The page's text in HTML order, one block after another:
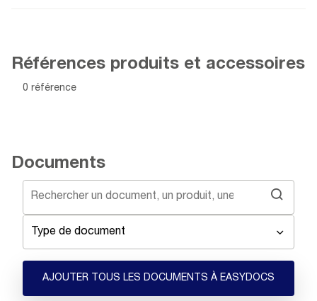
Références produits et accessoires
0 référence
Documents
Type de document
AJOUTER TOUS LES DOCUMENTS À EASYDOCS